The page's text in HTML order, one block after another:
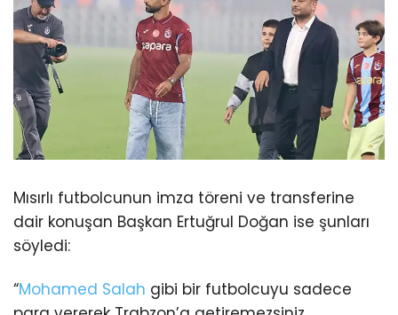
Mısırlı futbolcunun imza töreni ve transferine
dair konuşan Başkan Ertuğrul Doğan ise şunları
söyledi:
“Mohamed Salah gibi bir futbolcuyu sadece